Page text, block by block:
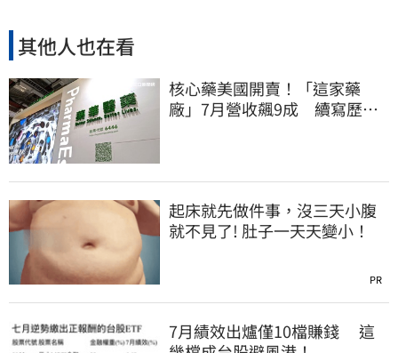
其他人也在看
核心藥美國開賣！「這家藥
廠」7月營收飆9成 續寫歷史
起床就先做件事，沒三天小腹
就不見了! 肚子一天天變小！
PR
7月績效出爐僅10檔賺錢 這